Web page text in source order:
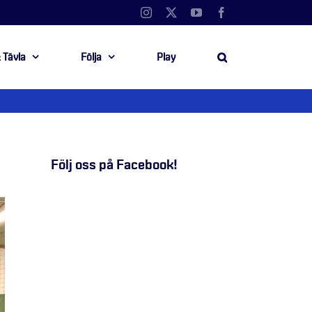
Instagram YouTube
Tävla Följa Play
Följ oss på Facebook!